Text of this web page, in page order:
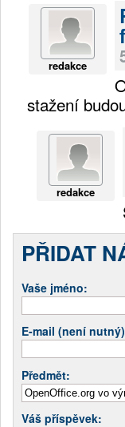
redakce
stažení
redakce
PŘIDAT
Vaše jméno:
E-mail (není
Předmět:
Váš příspěvek: